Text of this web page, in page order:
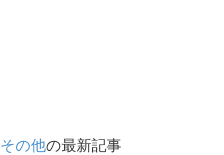
その他の最新記事